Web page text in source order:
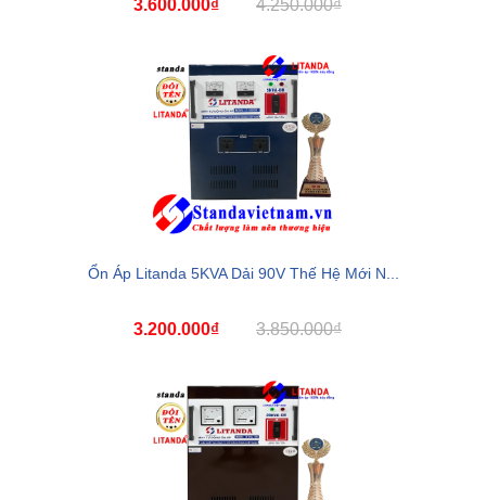
3.600.000₫ 4.250.000₫
Ổn Áp Litanda 5KVA Dải 90V Thế Hệ Mới N...
3.200.000₫ 3.850.000₫